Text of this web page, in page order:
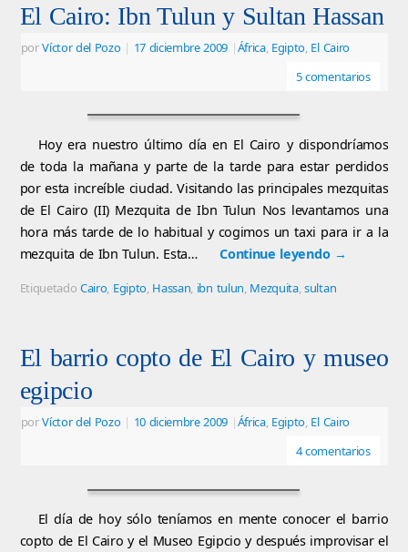
El Cairo: Ibn Tulun y Sultan Hassan
porVíctor del Pozo | 17 diciembre 2009 |África, Egipto, El Cairo
5 comentarios
Hoy era nuestro último día en El Cairo y dispondríamos
de toda la mañana y parte de la tarde para estar perdidos
por esta increíble ciudad.‭ Visitando las principales mezquitas
de El Cairo (II) Mezquita de Ibn Tulun Nos levantamos una
hora más tarde de lo habitual y cogimos un taxi para ir a la
mezquita de Ibn Tulun. Esta…
Continue leyendo →
EtiquetadoCairo, Egipto, Hassan, ibn tulun, Mezquita,sultan
El barrio copto de El Cairo y museo
egipcio
porVíctor del Pozo | 10 diciembre 2009 |África, Egipto, El Cairo
4 comentarios
El día de hoy sólo teníamos en mente conocer el barrio
copto de El Cairo y el Museo Egipcio y después improvisar el